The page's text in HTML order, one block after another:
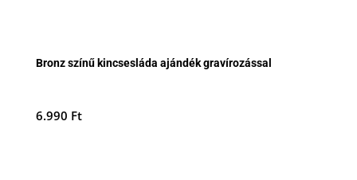
Bronz színű kincsesláda ajándék gravírozással
6.990 Ft